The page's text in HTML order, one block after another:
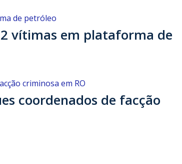
vítimas em plataforma de
coordenados de facção